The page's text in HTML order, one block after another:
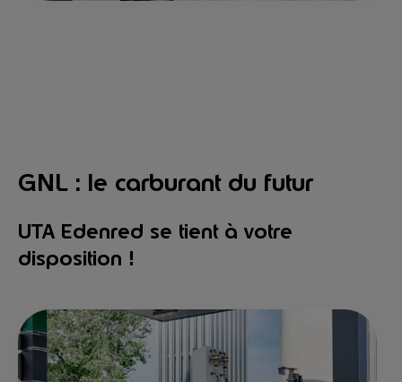
GNL : le carburant du futur
UTA Edenred se tient à votre
disposition !